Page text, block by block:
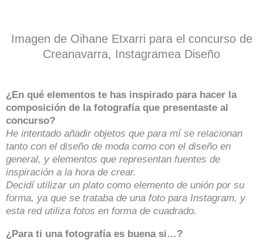
Imagen de Oihane Etxarri para el concurso de
Creanavarra, Instagramea Diseño
¿En qué elementos te has inspirado para hacer la
composición de la fotografía que presentaste al
concurso?
He intentado añadir objetos que para mí se relacionan
tanto con el diseño de moda como con el diseño en
general, y elementos que representan fuentes de
inspiración a la hora de crear.
Decidí utilizar un plato como elemento de unión por su
forma, ya que se trataba de una foto para Instagram, y
esta red utiliza fotos en forma de cuadrado.
¿Para ti una fotografía es buena si…?